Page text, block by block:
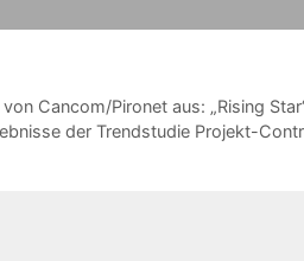
Cancom/Pironet aus: „Rising
der Trendstudie Projekt-